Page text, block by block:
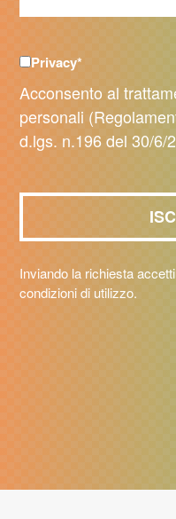
Privacy*
Acconsento al
personali
d.lgs. n.196 del 30/6/
Inviando la richiesta
condizioni di utilizzo.